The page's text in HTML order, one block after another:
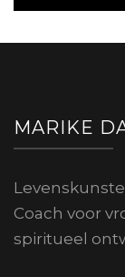
MARIKE
Coach voor
spiritueel